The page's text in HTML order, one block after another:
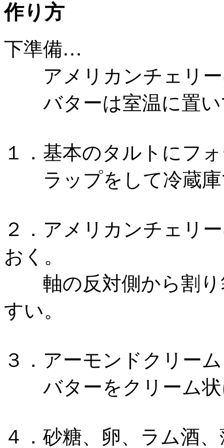
作り方
下準備…
アメリカンチェリー
バターは室温に置い
１．基本のタルトにフ
ラップをして冷蔵庫
２．アメリカンチェリ
おく。
軸の反対側から割り
すい。
３．アーモンドクリー
バターをクリーム状
４．砂糖、卵、ラム酒